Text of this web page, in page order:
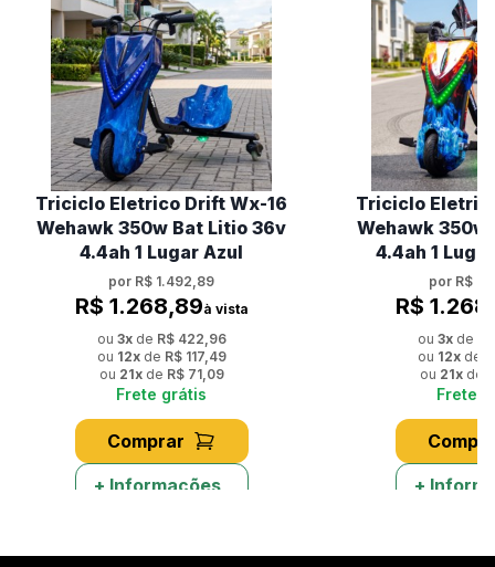
Triciclo Eletrico Drift Wx-16
Wehawk 350w Bat Litio 36v
4.4ah 1 Lugar Azul
por R$ 1.492,89
R$ 1.268,89à vista
ou 3xde R$ 422,96
ou 12xde R$ 117,49
ou 21xde R$ 71,09
Frete grátis
Comprar
+ Informações
Triciclo
Wehawk
4.4ah 1
por R$
R$
ou 3xde
ou 12xde
ou 21xde
Frete
+